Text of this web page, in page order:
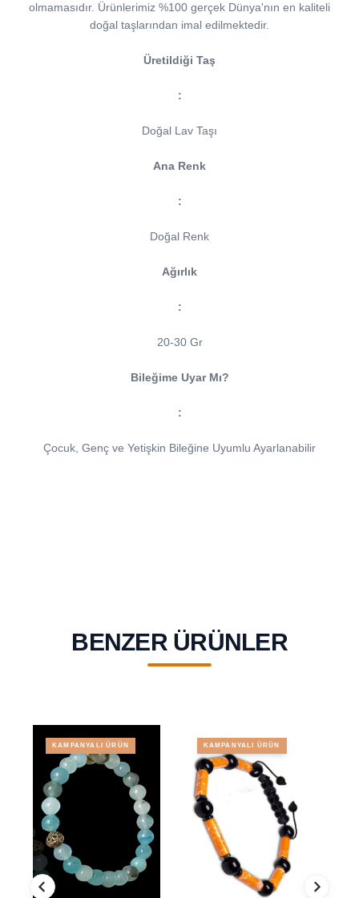
olmamasıdır. Ürünlerimiz %100 gerçek Dünya'nın en kaliteli
doğal taşlarından imal edilmektedir.
Üretildiği Taş
:
Doğal Lav Taşı
Ana Renk
:
Doğal Renk
Ağırlık
:
20-30 Gr
Bileğime Uyar Mı?
:
Çocuk, Genç ve Yetişkin Bileğine Uyumlu Ayarlanabilir
BENZER ÜRÜNLER
KAMPANYALI ÜRÜN KAMPANYALI ÜRÜN